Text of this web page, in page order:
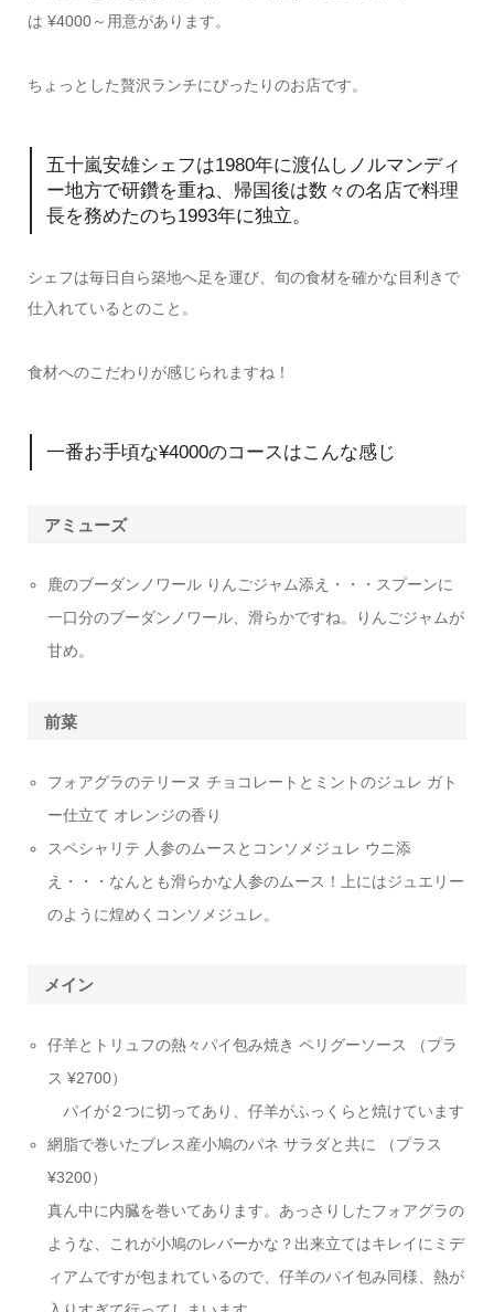
は ¥4000～用意があります。
ちょっとした贅沢ランチにぴったりのお店です。
五十嵐安雄シェフは1980年に渡仏しノルマンディ
ー地方で研鑽を重ね、帰国後は数々の名店で料理
長を務めたのち1993年に独立。
シェフは毎日自ら築地へ足を運び、旬の食材を確かな目利きで
仕入れているとのこと。
食材へのこだわりが感じられますね！
一番お手頃な¥4000のコースはこんな感じ
アミューズ
鹿のブーダンノワール りんごジャム添え・・・スプーンに
一口分のブーダンノワール、滑らかですね。りんごジャムが
甘め。
前菜
フォアグラのテリーヌ チョコレートとミントのジュレ ガト
ー仕立て オレンジの香り
スペシャリテ 人参のムースとコンソメジュレ ウニ添
え・・・なんとも滑らかな人参のムース！上にはジュエリー
のように煌めくコンソメジュレ。
メイン
仔羊とトリュフの熱々パイ包み焼き ペリグーソース （プラ
ス ¥2700）
パイが２つに切ってあり、仔羊がふっくらと焼けています
網脂で巻いたブレス産小鳩のパネ サラダと共に （プラス
¥3200）
真ん中に内臓を巻いてあります。あっさりしたフォアグラの
ような、これが小鳩のレバーかな？出来立てはキレイにミデ
ィアムですが包まれているので、仔羊のパイ包み同様、熱が